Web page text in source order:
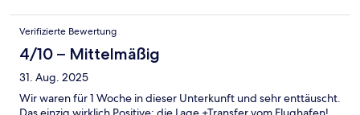
vor allem das Bad. Uns haben Ablagemöglichkeiten gefehlt,
besonders im Bad. Es gibt nur den Schreibtisch und 2
Nachtschränkchen und natürlich einen Schrank. Für ein paar
Tage absolut ok! Wir hatten allerdings auch die kleinste
Zimmerkategorie! Frühstück wird angeboten, können dies aber
nicht bewerten! Wir waren 3 Nächte vor Ort und können die
Unterkunft bei Anreise mit dem Auto wirklich Empfehlen!
Verifizierte Bewertung
4/10 – Mittelmäßig
31. Aug. 2025
Wir waren für 1 Woche in dieser Unterkunft und sehr enttäuscht.